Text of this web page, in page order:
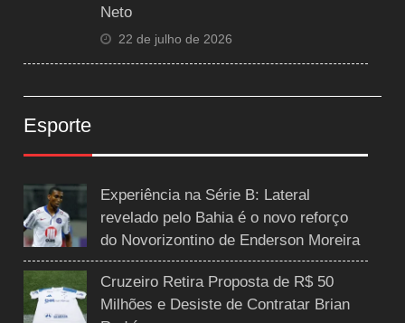
Neto
22 de julho de 2026
Esporte
Experiência na Série B: Lateral
revelado pelo Bahia é o novo reforço
do Novorizontino de Enderson Moreira
Cruzeiro Retira Proposta de R$ 50
Milhões e Desiste de Contratar Brian